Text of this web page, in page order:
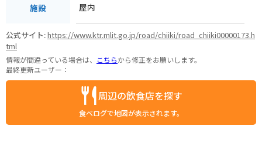
施設 屋内
公式サイト:https://www.ktr.mlit.go.jp/road/chiiki/road_chiiki00000173.h
tml
情報が間違っている場合は、 こちらから修正をお願いします。
最終更新ユーザー：
周辺の飲食店を探す
食べログで地図が表示されます。